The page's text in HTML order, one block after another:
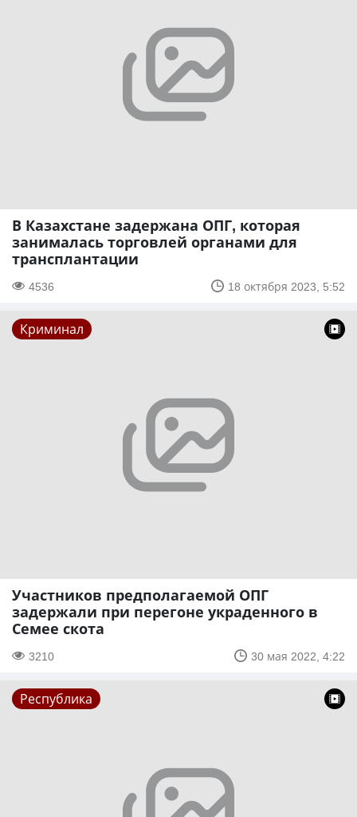
В Казахстане задержана ОПГ, которая
занималась торговлей органами для
трансплантации
4536 18 октября 2023, 5:52
Криминал
Участников предполагаемой ОПГ
задержали при перегоне украденного в
Семее скота
3210 30 мая 2022, 4:22
Республика